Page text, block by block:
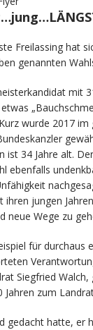
Freilassing hat
genannten
mit
wurde 2017
ist 34 Jahre alt.
ebenfalls
ihren jungen
neue Wege zu
für durchaus
Siegfried
Jahren zum
gedacht hatte, er